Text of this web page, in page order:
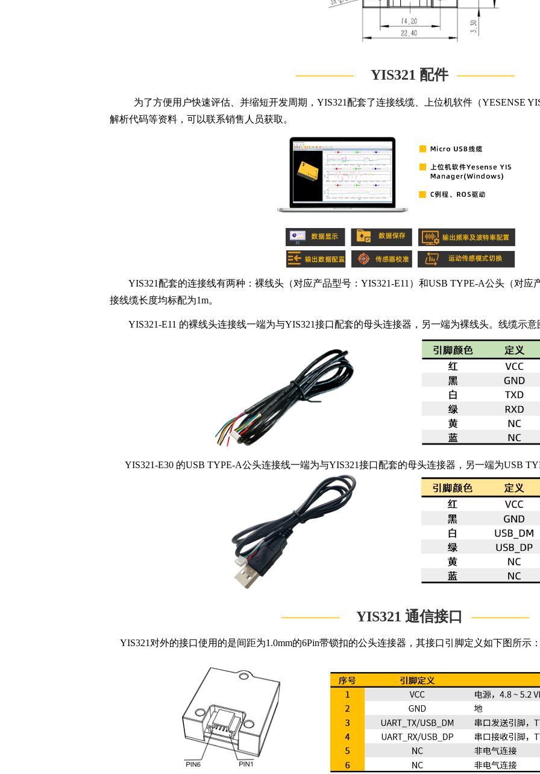
———— YIS321 配件 ————
为了方便用户快速评估、并缩短开发周期，YIS321配套了连接线缆、上位机软件（YESENSE
解析代码等资料，可以联系销售人员获取。
———— YIS321 通信接口 ————
YIS321配套的连接线有两种：裸线头（对应产品型号：YIS321-E11）和USB TYPE-A公头（对应
接线缆长度均标配为1m。
YIS321-E11 的裸线头连接线一端为与YIS321接口配套的母头连接器，另一端为裸线头。线缆示意
YIS321-E30 的USB TYPE-A公头连接线一端为与YIS321接口配套的母头连接器，另一端为USB
YIS321对外的接口使用的是间距为1.0mm的6Pin带锁扣的公头连接器，其接口引脚定义如下图所示